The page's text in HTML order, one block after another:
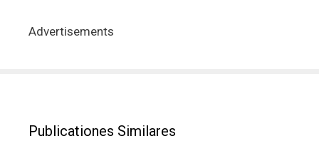
Advertisements
Publicationes Similares